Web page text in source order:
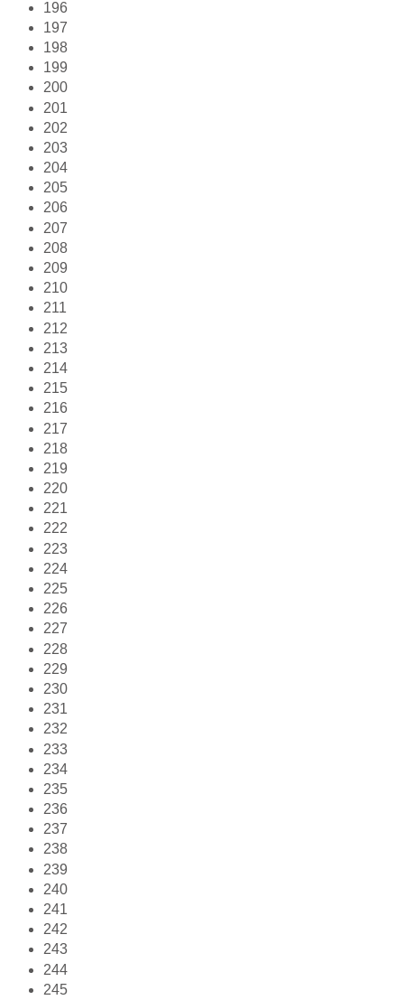
196
197
198
199
200
201
202
203
204
205
206
207
208
209
210
211
212
213
214
215
216
217
218
219
220
221
222
223
224
225
226
227
228
229
230
231
232
233
234
235
236
237
238
239
240
241
242
243
244
245